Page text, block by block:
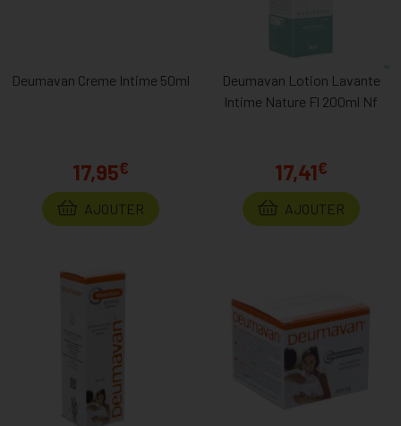
Deumavan Creme Intime 50ml
17,95€
AJOUTER
Deumavan Lotion Lavante
Intime Nature Fl 200ml Nf
17,41€
AJOUTER